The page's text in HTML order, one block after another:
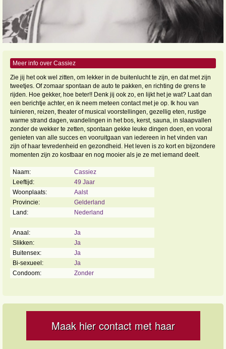
Meer info over Cassiez
Zie jij het ook wel zitten, om lekker in de buitenlucht te zijn, en dat met zijn
tweetjes. Of zomaar spontaan de auto te pakken, en richting de grens te
rijden. Hoe gekker, hoe beter!! Denk jij ook zo, en lijkt het je wat? Laat dan
een berichtje achter, en ik neem meteen contact met je op. Ik hou van
tuinieren, reizen, theater of musical voorstellingen, gezellig eten, rustige
warme strand dagen, wandelingen in het bos, kerst, sauna, in slaapvallen
zonder de wekker te zetten, spontaan gekke leuke dingen doen, en vooral
genieten van alle succes en vooruitgaan van iedereen in het vinden van
zijn of haar tevredenheid en gezondheid. Het leven is zo kort en bijzondere
momenten zijn zo kostbaar en nog mooier als je ze met iemand deelt.
Naam:
Cassiez
Leeftijd:
49 Jaar
Woonplaats:
Aalst
Provincie:
Gelderland
Land:
Nederland
Anaal:
Ja
Slikken:
Ja
Buitensex:
Ja
Bi-sexueel:
Ja
Condoom:
Zonder